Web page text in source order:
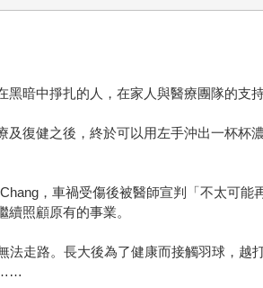
暗中掙扎的人，在家人與醫療團隊的支
及復健之後，終於可以用左手沖出一杯
，車禍受傷後被醫師宣判「不太可
照顧原有的事業。
法走路。長大後為了健康而接觸羽球，
……